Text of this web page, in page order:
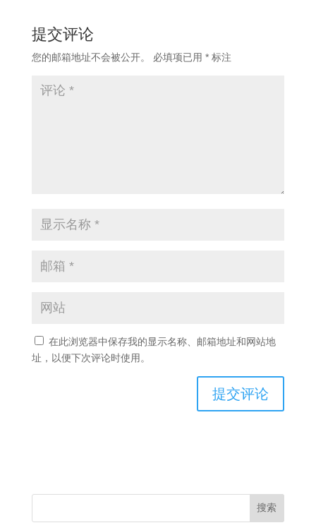
提交评论
您的邮箱地址不会被公开。 必填项已用 *标注
在此浏览器中保存我的显示名称、邮箱地址和网站地
址，以便下次评论时使用。
搜索